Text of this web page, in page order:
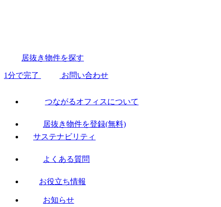
居抜き物件を探す
1分で完了 お問い合わせ
つながるオフィスについて
居抜き物件を登録(無料)
サステナビリティ
よくある質問
お役立ち情報
お知らせ